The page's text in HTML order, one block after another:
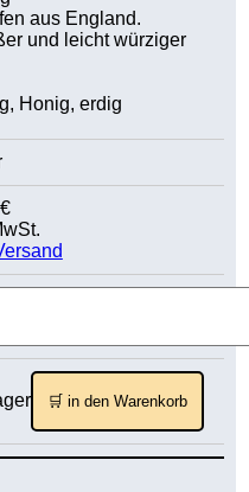
aus England.
und leicht würziger
Honig, erdig
🛒 in den Warenkorb